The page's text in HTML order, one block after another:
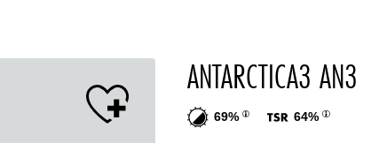
ANTARCTICA3 AN3
69% 64%